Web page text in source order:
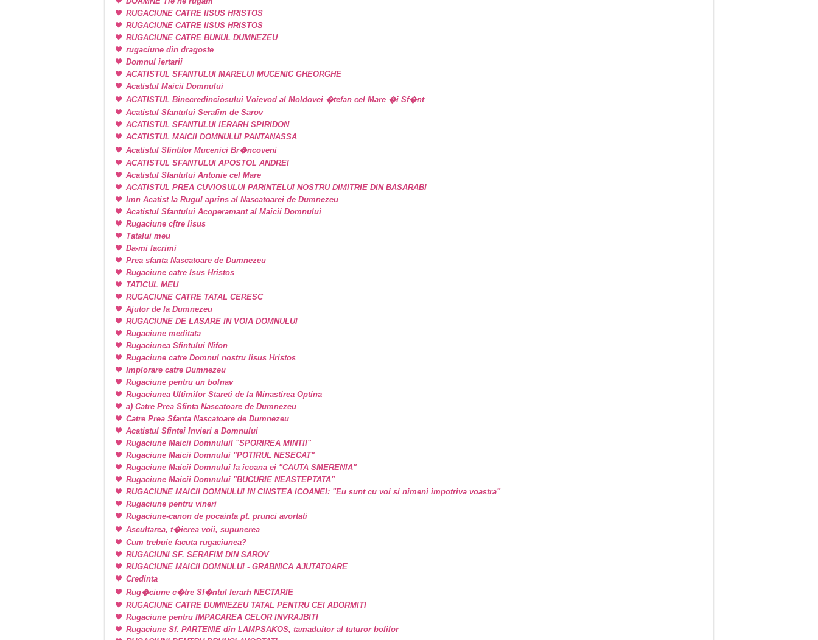
RUGACIUNE CATRE IISUS HRISTOS
RUGACIUNE CATRE IISUS HRISTOS
RUGACIUNE CATRE BUNUL DUMNEZEU
rugaciune din dragoste
Domnul iertarii
ACATISTUL SFANTULUI MARELUI MUCENIC GHEORGHE
Acatistul Maicii Domnului
ACATISTUL Binecredinciosului Voievod al Moldovei �tefan cel Mare �i Sf�nt
Acatistul Sfantului Serafim de Sarov
ACATISTUL SFANTULUI IERARH SPIRIDON
ACATISTUL MAICII DOMNULUI PANTANASSA
Acatistul Sfintilor Mucenici Br�ncoveni
ACATISTUL SFANTULUI APOSTOL ANDREI
Acatistul Sfantului Antonie cel Mare
ACATISTUL PREA CUVIOSULUI PARINTELUI NOSTRU DIMITRIE DIN BASARABI
Imn Acatist la Rugul aprins al Nascatoarei de Dumnezeu
Acatistul Sfantului Acoperamant al Maicii Domnului
Rugaciune c[tre Iisus
Tatalui meu
Da-mi lacrimi
Prea sfanta Nascatoare de Dumnezeu
Rugaciune catre Isus Hristos
TATICUL MEU
RUGACIUNE CATRE TATAL CERESC
Ajutor de la Dumnezeu
RUGACIUNE DE LASARE IN VOIA DOMNULUI
Rugaciune meditata
Rugaciunea Sfintului Nifon
Rugaciune catre Domnul nostru Iisus Hristos
Implorare catre Dumnezeu
Rugaciune pentru un bolnav
Rugaciunea Ultimilor Stareti de la Minastirea Optina
a) Catre Prea Sfinta Nascatoare de Dumnezeu
Catre Prea Sfanta Nascatoare de Dumnezeu
Acatistul Sfintei Invieri a Domnului
Rugaciune Maicii DomnuluiI "SPORIREA MINTII"
Rugaciune Maicii Domnului "POTIRUL NESECAT"
Rugaciune Maicii Domnului la icoana ei "CAUTA SMERENIA"
Rugaciune Maicii Domnului "BUCURIE NEASTEPTATA"
RUGACIUNE MAICII DOMNULUI IN CINSTEA ICOANEI: "Eu sunt cu voi si nimeni impotriva voastra"
Rugaciune pentru vineri
Rugaciune-canon de pocainta pt. prunci avortati
Ascultarea, t�ierea voii, supunerea
Cum trebuie facuta rugaciunea?
RUGACIUNI SF. SERAFIM DIN SAROV
RUGACIUNE MAICII DOMNULUI - GRABNICA AJUTATOARE
Credinta
Rug�ciune c�tre Sf�ntul Ierarh NECTARIE
RUGACIUNE CATRE DUMNEZEU TATAL PENTRU CEI ADORMITI
Rugaciune pentru IMPACAREA CELOR INVRAJBITI
Rugaciune Sf. PARTENIE din LAMPSAKOS, tamaduitor al tuturor bolilor